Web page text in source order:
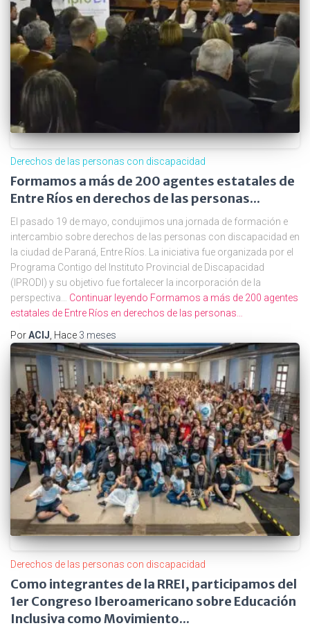
Derechos de las personas con discapacidad
Formamos a más de 200 agentes estatales de
Entre Ríos en derechos de las personas...
El pasado 19 de mayo, condujimos una jornada de formación e
intercambio sobre derechos de las personas con discapacidad en
la ciudad de Paraná, Entre Ríos. La iniciativa fue organizada por el
Programa Contigo del Instituto Provincial de Discapacidad
(IPRODI) y su objetivo fue fortalecer la incorporación de la
perspectiva… Continuar leyendo Formamos a más de 200 agentes
estatales de Entre Ríos en derechos de las personas…
PorACIJ, Hace 3 meses
Derechos de las personas con discapacidad
Como integrantes de la RREI, participamos del
1er Congreso Iberoamericano sobre Educación
Inclusiva como Movimiento...